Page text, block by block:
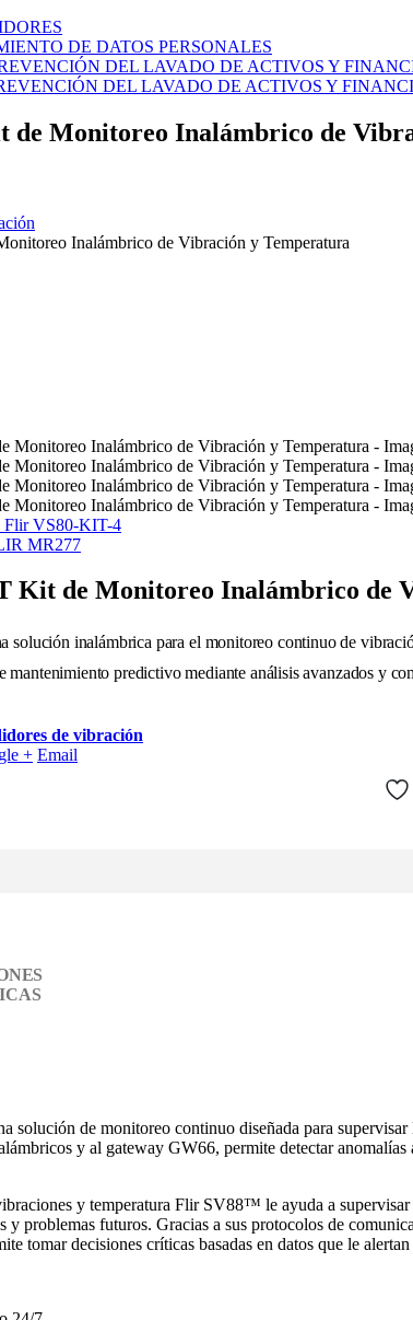
DE DATOS PERSONALES
DEL LAVADO DE ACTIVOS Y
DEL LAVADO DE ACTIVOS Y
Monitoreo Inalámbrico de
Inalámbrico de Vibración y Temperatura
Flir VS80-KIT-4
MR277
Kit de Monitoreo Inalámbrico de
inalámbrica para el monitoreo continuo de
mantenimiento predictivo mediante análisis avanzados y
de vibración
+ Email
de monitoreo continuo diseñada para
y al gateway GW66, permite detectar
y temperatura Flir SV88™ le ayuda a
y problemas futuros. Gracias a sus protocolos de
tomar decisiones críticas basadas en datos que le